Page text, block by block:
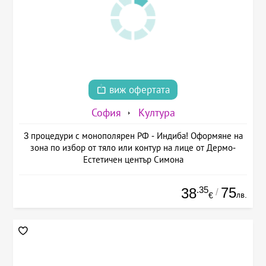
виж офертата
София Култура
3 процедури с монополярен РФ - Индиба! Оформяне на
зона по избор от тяло или контур на лице от Дермо-
Естетичен център Симона
38.35
€ / 75лв.